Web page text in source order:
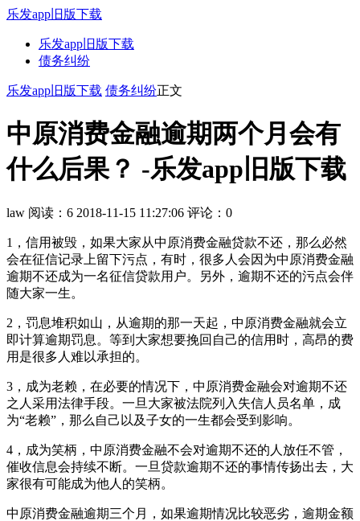
乐发app旧版下载
乐发app旧版下载
债务纠纷
乐发app旧版下载 债务纠纷正文
中原消费金融逾期两个月会有
什么后果？ -乐发app旧版下载
law 阅读：6 2018-11-15 11:27:06 评论：0
1，信用被毁，如果大家从中原消费金融贷款不还，那么必然
会在征信记录上留下污点，有时，很多人会因为中原消费金融
逾期不还成为一名征信贷款用户。另外，逾期不还的污点会伴
随大家一生。
2，罚息堆积如山，从逾期的那一天起，中原消费金融就会立
即计算逾期罚息。等到大家想要挽回自己的信用时，高昂的费
用是很多人难以承担的。
3，成为老赖，在必要的情况下，中原消费金融会对逾期不还
之人采用法律手段。一旦大家被法院列入失信人员名单，成
为“老赖”，那么自己以及子女的一生都会受到影响。
4，成为笑柄，中原消费金融不会对逾期不还的人放任不管，
催收信息会持续不断。一旦贷款逾期不还的事情传扬出去，大
家很有可能成为他人的笑柄。
中原消费金融逾期三个月，如果逾期情况比较恶劣，逾期金额